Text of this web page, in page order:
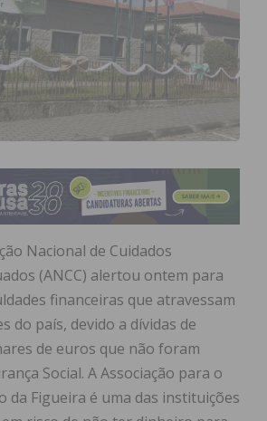
Nacional de Cuidados
(ANCC) alertou ontem para
financeiras que atravessam
do país, devido a dívidas de
de euros que não foram
Social. A Associação para o
da Figueira é uma das instituições